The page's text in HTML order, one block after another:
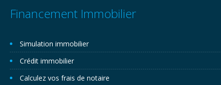
Financement Immobilier
Simulation immobilier
Crédit immobilier
Calculez vos frais de notaire